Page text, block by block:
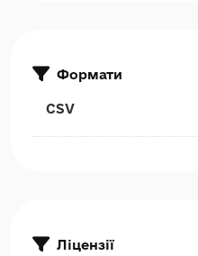
Формати
CSV
Ліцензії